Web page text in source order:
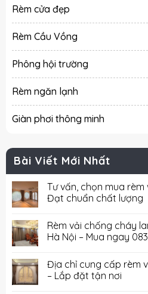
Rèm cửa đẹp
Rèm Cầu Vồng
Phông hội trường
Rèm ngăn lạnh
Giàn phơi thông minh
Bài Viết Mới Nhất
Tư vấn, chọn mua
Đạt chuẩn chất lượng
Rèm vải chống cháy
Hà Nội – Mua ngay
Địa chỉ cung cấp rèm
– Lắp đặt tận nơi